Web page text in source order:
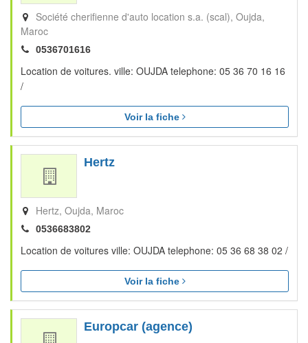
Société cherifienne d'auto location s.a. (scal) Oujda
Maroc
0536701616
Location de voitures. ville: OUJDA telephone: 05 36 70 16 16
/
Voir la fiche
Hertz
Hertz Oujda Maroc
0536683802
Location de voitures ville: OUJDA telephone: 05 36 68 38 02 /
Voir la fiche
Europcar (agence)